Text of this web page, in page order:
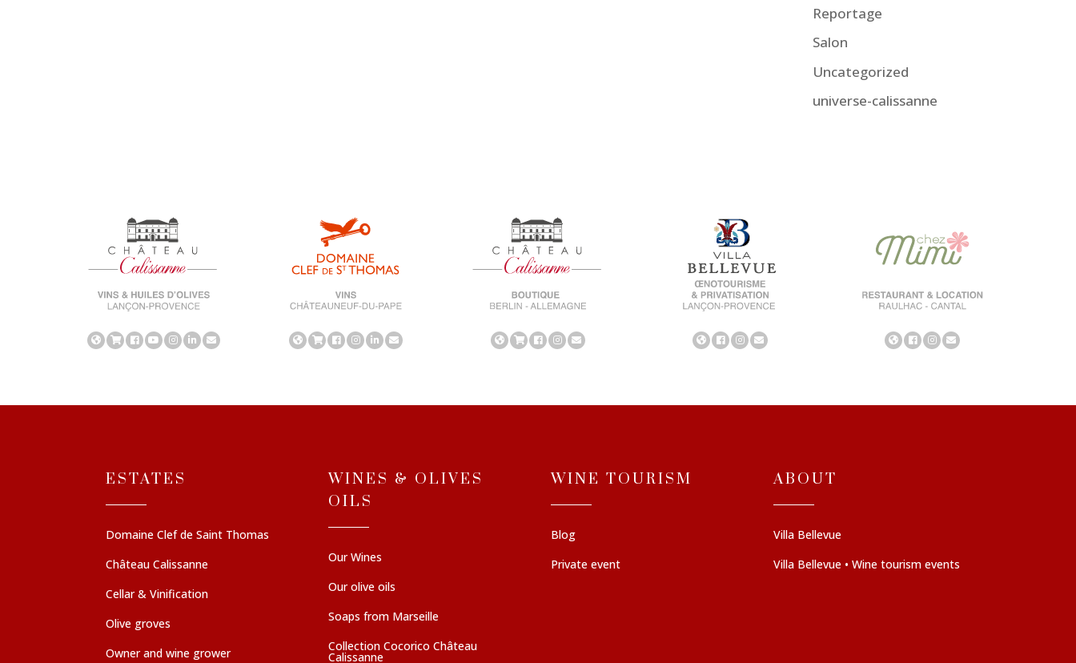
Reportage
Salon
Uncategorized
universe-calissanne
ESTATES
Domaine Clef de Saint Thomas
Château Calissanne
Cellar & Vinification
Olive groves
Owner and wine grower
WINES & OLIVES
OILS
Our Wines
Our olive oils
Soaps from Marseille
Collection Cocorico Château
Calissanne
WINE TOURISM
Blog
Private event
ABOUT
Villa Bellevue
Villa Bellevue • Wine tourism events